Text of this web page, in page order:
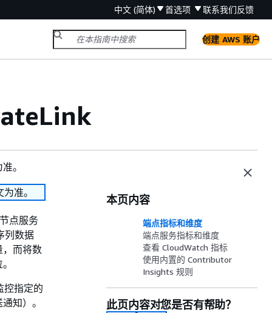
中文 (简体) 首选项 联系我们反馈
创建 AWS 账户
。
准。
点服务
列数据
，而将数
控指定的
知）。
本页内容
端点指标和维度
端点服务指标和维度
查看 CloudWatch 指标
使用内置的 Contributor
Insights 规则
此页内容对您是否有帮助？